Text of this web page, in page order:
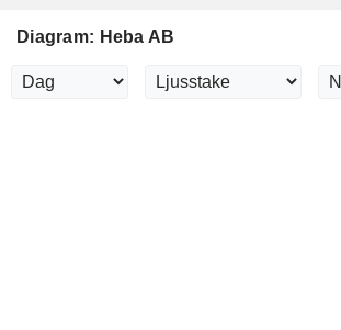
Diagram: Heba AB